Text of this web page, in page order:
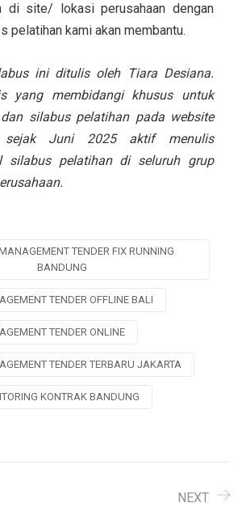
di site/ lokasi perusahaan dengan
pelatihan kami akan membantu.
ini ditulis oleh Tiara Desiana.
yang membidangi khusus untuk
silabus pelatihan pada website
Juni 2025 aktif menulis
silabus pelatihan di seluruh grup
TENDER FIX RUNNING
BANDUNG
TENDER OFFLINE BALI
TENDER ONLINE
TENDER TERBARU JAKARTA
KONTRAK BANDUNG
NEXT